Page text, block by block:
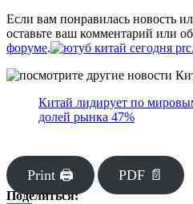
Если вам понравилась новость
оставьте ваш комментарий или
форуме.
Китай лидирует по
долей рынка 47%
Print 🖨 PDF 📄
Поделиться: